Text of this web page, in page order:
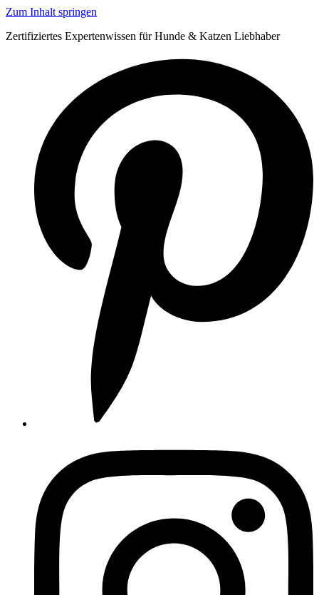
Zum Inhalt springen
Zertifiziertes Expertenwissen für Hunde & Katzen Liebhaber